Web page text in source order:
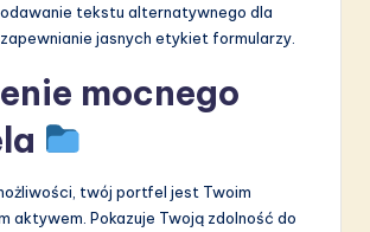
tekstu alternatywnego dla
jasnych etykiet formularzy.
mocnego
twój portfel jest Twoim
aktywem. Pokazuje Twoją zdolność do